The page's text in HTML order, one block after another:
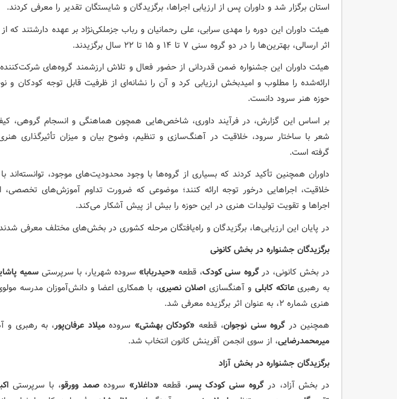
استان برگزار شد و داوران پس از ارزیابی اجراها، برگزیدگان و شایستگان تقدیر را معرفی کردند.
اثر ارسالی، بهترین‌ها را در دو گروه سنی ۷ تا ۱۴ و ۱۵ تا ۲۲ سال برگزیدند.
هیئت داوران این جشنواره ضمن قدردانی از حضور فعال و تلاش ارزشمند گروه‌های
ارائه‌شده را مطلوب و امیدبخش ارزیابی کرد و آن را نشانه‌ای از ظرفیت قابل توجه کودکان و
حوزه هنر سرود دانست.
بر اساس این گزارش، در فرآیند داوری، شاخص‌هایی همچون هماهنگی و انسجام گروهی،
شعر با ساختار سرود، خلاقیت در آهنگ‌سازی و تنظیم، وضوح بیان و میزان تأثیرگذاری
گرفته است.
داوران همچنین تأکید کردند که بسیاری از گروه‌ها با وجود محدودیت‌های موجود، توانسته‌اند با
خلاقیت، اجراهایی درخور توجه ارائه کنند؛ موضوعی که ضرورت تداوم آموزش‌های تخصصی،
اجراها و تقویت تولیدات هنری در این حوزه را بیش از پیش آشکار می‌کند.
در پایان این ارزیابی‌ها، برگزیدگان و راه‌یافتگان مرحله کشوری در بخش‌های مختلف معرفی
برگزیدگان جشنواره در بخش کانونی
در بخش کانونی، درگروه سنی کودک، قطعه «حیدربابا»سروده شهریار، با سرپرستیسمیه
به رهبریعاتکه کابلی و آهنگسازیاصلان نصیری، با همکاری اعضا و دانش‌آموزان مدرسه
هنری شماره ۲، به عنوان اثر برگزیده معرفی شد.
همچنین درگروه سنی نوجوان، قطعه «کودکان بهشتی» سرودهمیلاد عرفان‌پور، به رهبری و
میرمحمدرضایی، از سوی انجمن آفرینش کانون انتخاب شد.
برگزیدگان جشنواره در بخش آزاد
در بخش آزاد، درگروه سنی کودک پسر، قطعه «داغلار»سروده صمد وورقو، با سرپرستی